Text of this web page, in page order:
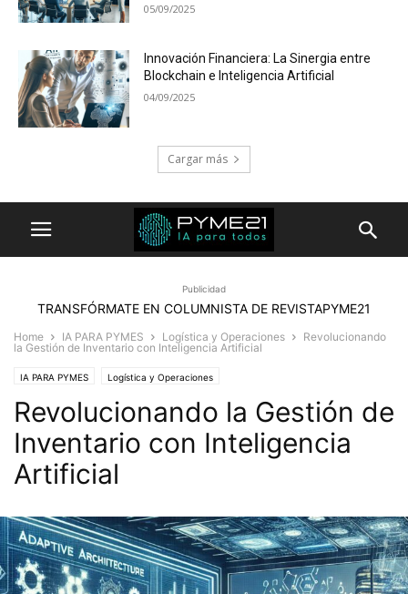
05/09/2025
Innovación Financiera: La Sinergia entre
Blockchain e Inteligencia Artificial
04/09/2025
Cargar más